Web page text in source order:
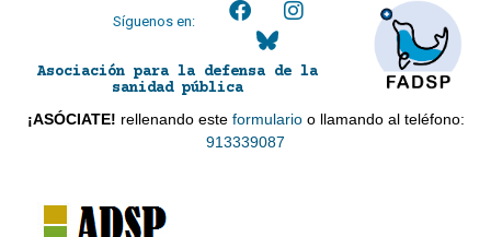
Síguenos en:
Asociación para la defensa de la
sanidad pública
¡ASÓCIATE! rellenando este formularioo llamando al teléfono:
913339087